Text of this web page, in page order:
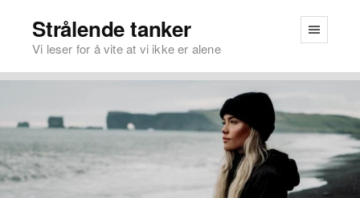
Strålende tanker
Vi leser for å vite at vi ikke er alene